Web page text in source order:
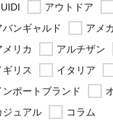
アウトドア
バンギャルド
アメ
メリカ
アルチザン
ギリス
イタリア
ンポートブランド
ジュアル
コラム